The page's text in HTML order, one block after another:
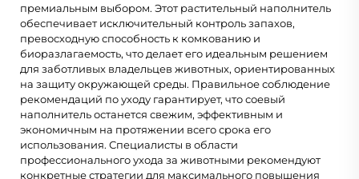
премиальным выбором. Этот растительный наполнитель
обеспечивает исключительный контроль запахов,
превосходную способность к комкованию и
биоразлагаемость, что делает его идеальным решением
для заботливых владельцев животных, ориентированных
на защиту окружающей среды. Правильное соблюдение
рекомендаций по уходу гарантирует, что соевый
наполнитель останется свежим, эффективным и
экономичным на протяжении всего срока его
использования. Специалисты в области
профессионального ухода за животными рекомендуют
конкретные стратегии для максимального повышения